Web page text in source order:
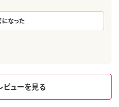
になった
ビューを見る